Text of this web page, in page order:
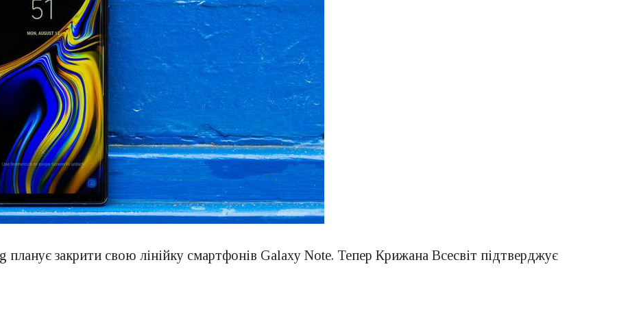
закрити свою лінійку смартфонів Galaxy Note. Тепер Крижана Всесвіт підтверджує